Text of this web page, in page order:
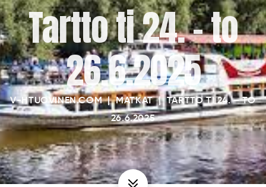
Tartto ti 24. – to
26.6.2025
V-HTUOVINEN.COM|MATKAT|TARTTO TI 24. – TO
26.6.2025